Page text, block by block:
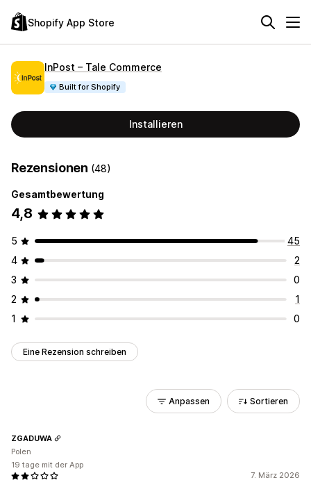
Shopify App Store
InPost – Tale Commerce
Built for Shopify
Installieren
Rezensionen (48)
Gesamtbewertung
4,8
5
45
4
2
3
0
2
1
1
0
Eine Rezension schreiben
Anpassen Sortieren
7. März 2026
ZGADUWA
Polen
19 tage mit der App